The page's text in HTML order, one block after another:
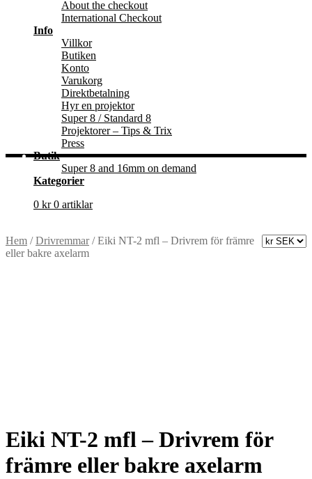
About the checkout
International Checkout
Info
Villkor
Butiken
Konto
Varukorg
Direktbetalning
Hyr en projektor
Super 8 / Standard 8
Projektorer – Tips & Trix
Press
Butik
Super 8 and 16mm on demand
Kategorier
0 kr 0 artiklar
Hem /Drivremmar/Eiki NT-2 mfl – Drivrem för främre
eller bakre axelarm
Eiki NT-2 mfl – Drivrem för
främre eller bakre axelarm